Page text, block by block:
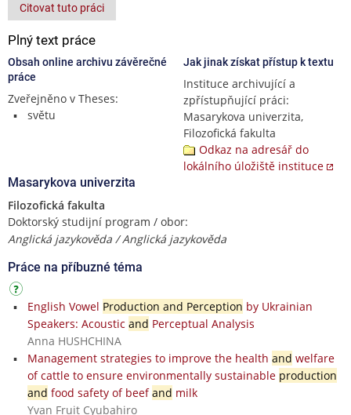
Citovat tuto práci
Plný text práce
Obsah online archivu závěrečné
práce
Zveřejněno v Theses:
světu
Jak jinak získat přístup k textu
Instituce archivující a
zpřístupňující práci:
Masarykova univerzita,
Filozofická fakulta
Odkaz na adresář do
lokálního úložiště instituce
Masarykova univerzita
Filozofická fakulta
Doktorský studijní program / obor:
Anglická jazykověda / Anglická jazykověda
Práce na příbuzné téma
English Vowel Production and Perception by Ukrainian
Speakers: Acoustic and Perceptual Analysis
Anna HUSHCHINA
Management strategies to improve the health and welfare
of cattle to ensure environmentally sustainable production
and food safety of beefand milk
Yvan Fruit Cyubahiro